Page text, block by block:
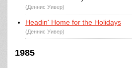
(Деннис Уивер)
Headin' Home for the Holidays
(Деннис Уивер)
1985